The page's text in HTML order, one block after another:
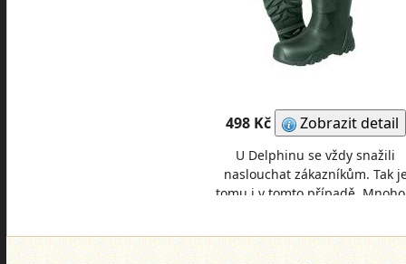
498 Kč Zobrazit detail
U Delphinu se vždy snažili
naslouchat zákazníkům. Tak
tomu i v tomto případě.